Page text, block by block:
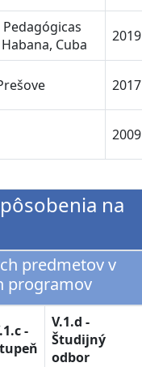
Cuba
2019
2017
2009
na
predmetov v
programov
-
V.1.d -
Študijný
odbor